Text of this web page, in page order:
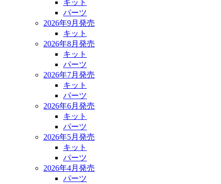
キット
パーツ
2026年9月発売
キット
2026年8月発売
キット
パーツ
2026年7月発売
キット
パーツ
2026年6月発売
キット
パーツ
2026年5月発売
キット
パーツ
2026年4月発売
パーツ